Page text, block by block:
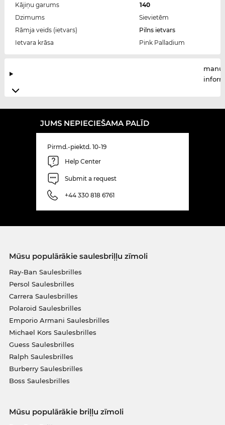
Kājiņu garums
140
Dzimums
Sievietēm
Rāmja veids (ietvars)
Pilns ietvars
Ietvara krāsa
Pink Palladium
JUMS NEPIECIEŠAMA PALĪD
Pirmd.-piektd. 10-19
Help Center
Submit a request
+44 330 818 6761
Mūsu populārākie saulesbriļļu zīmoli
Ray-Ban Saulesbrilles
Persol Saulesbrilles
Carrera Saulesbrilles
Polaroid Saulesbrilles
Emporio Armani Saulesbrilles
Michael Kors Saulesbrilles
Guess Saulesbrilles
Ralph Saulesbrilles
Burberry Saulesbrilles
Boss Saulesbrilles
Mūsu populārākie briļļu zīmoli